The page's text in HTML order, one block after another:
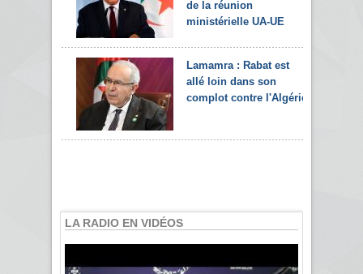
de la réunion
ministérielle UA-UE
Lamamra : Rabat est
allé loin dans son
complot contre l'Algérie
LA RADIO EN VIDÉOS